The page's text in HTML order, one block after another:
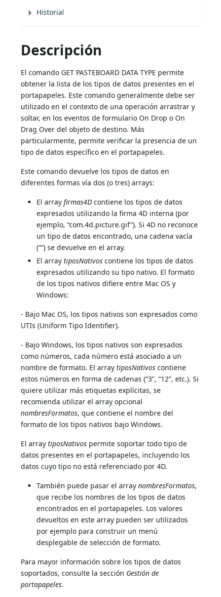
Historial
Descripción
El comando GET PASTEBOARD DATA TYPE permite
obtener la lista de los tipos de datos presentes en el
portapapeles. Este comando generalmente debe ser
utilizado en el contexto de una operación arrastrar y
soltar, en los eventos de formulario On Drop o On
Drag Over del objeto de destino. Más
particularmente, permite verificar la presencia de un
tipo de datos específico en el portapapeles.
Este comando devuelve los tipos de datos en
diferentes formas vía dos (o tres) arrays:
El arrayfirmas4D contiene los tipos de datos
expresados utilizando la firma 4D interna (por
ejemplo, “com.4d.picture.gif”). Si 4D no reconoce
un tipo de datos encontrado, una cadena vacía
(“”) se devuelve en el array.
El arraytiposNativos contiene los tipos de datos
expresados utilizando su tipo nativo. El formato
de los tipos nativos difiere entre Mac OS y
Windows:
- Bajo Mac OS, los tipos nativos son expresados como
UTIs (Uniform Tipo Identifier).
- Bajo Windows, los tipos nativos son expresados
como números, cada número está asociado a un
nombre de formato. El arraytiposNativos contiene
estos números en forma de cadenas (“3”, “12”, etc.). Si
quiere utilizar más etiquetas explícitas, se
recomienda utilizar el array opcional
nombresFormatos, que contiene el nombre del
formato de los tipos nativos bajo Windows.
El arraytiposNativos permite soportar todo tipo de
datos presentes en el portapapeles, incluyendo los
datos cuyo tipo no está referenciado por 4D.
También puede pasar el arraynombresFormatos,
que recibe los nombres de los tipos de datos
encontrados en el portapapeles. Los valores
devueltos en este array pueden ser utilizados
por ejemplo para construir un menú
desplegable de selección de formato.
Para mayor información sobre los tipos de datos
soportados, consulte la sección Gestión de
portapapeles.